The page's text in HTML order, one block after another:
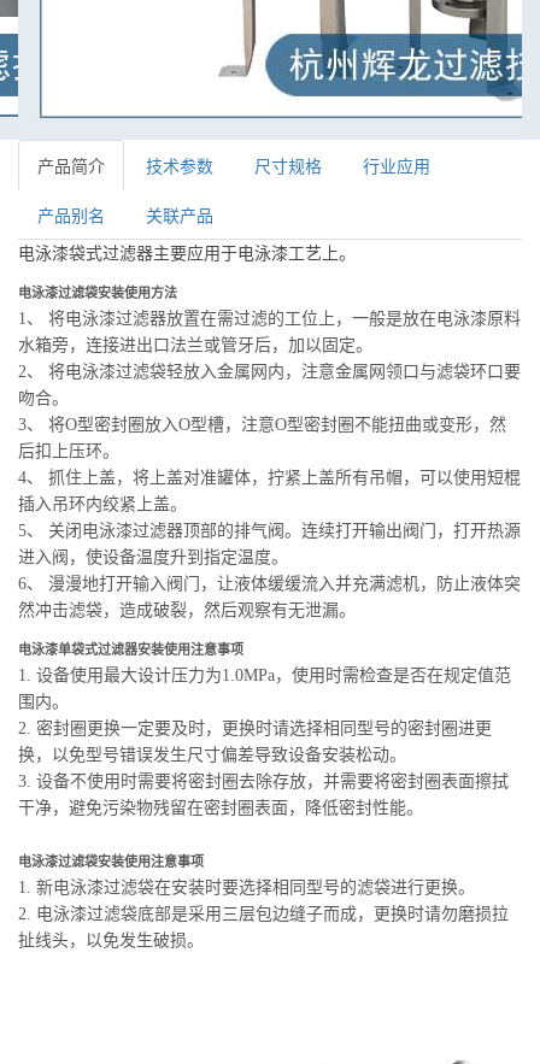
产品简介 技术参数 尺寸规格 行业应用
产品别名 关联产品
电泳漆袋式过滤器主要应用于电泳漆工艺上。
电泳漆过滤袋安装使用方法
1、 将电泳漆过滤器放置在需过滤的工位上，一般是放在电泳漆原料
水箱旁，连接进出口法兰或管牙后，加以固定。
2、 将电泳漆过滤袋轻放入金属网内，注意金属网领口与滤袋环口要
吻合。
3、 将Ο型密封圈放入Ο型槽，注意Ο型密封圈不能扭曲或变形，然
后扣上压环。
4、 抓住上盖，将上盖对准罐体，拧紧上盖所有吊帽，可以使用短棍
插入吊环内绞紧上盖。
5、 关闭电泳漆过滤器顶部的排气阀。连续打开输出阀门，打开热源
进入阀，使设备温度升到指定温度。
6、 漫漫地打开输入阀门，让液体缓缓流入并充满滤机，防止液体突
然冲击滤袋，造成破裂，然后观察有无泄漏。
电泳漆单袋式过滤器安装使用注意事项
1. 设备使用最大设计压力为1.0MPa，使用时需检查是否在规定值范
围内。
2. 密封圈更换一定要及时，更换时请选择相同型号的密封圈进更
换，以免型号错误发生尺寸偏差导致设备安装松动。
3. 设备不使用时需要将密封圈去除存放，并需要将密封圈表面擦拭
干净，避免污染物残留在密封圈表面，降低密封性能。
电泳漆过滤袋安装使用注意事项
1. 新电泳漆过滤袋在安装时要选择相同型号的滤袋进行更换。
2. 电泳漆过滤袋底部是采用三层包边缝子而成，更换时请勿磨损拉
扯线头，以免发生破损。